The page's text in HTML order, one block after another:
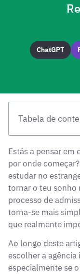
ChatGPT
Tabela de
Estás a pensar em
por onde
estudar no
tornar o teu sonho
processo de
torna-se mais
que realmente
Ao longo deste
escolher a agência
especialmente se